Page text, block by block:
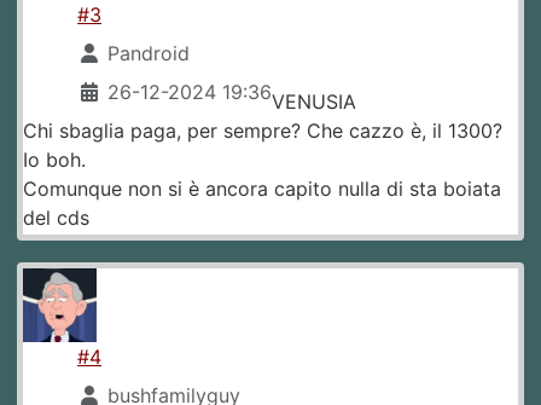
#3
Pandroid
26-12-2024 19:36VENUSIA
Chi sbaglia paga, per sempre? Che cazzo è, il 1300?
Io boh.
Comunque non si è ancora capito nulla di sta boiata
del cds
#4
bushfamilyguy